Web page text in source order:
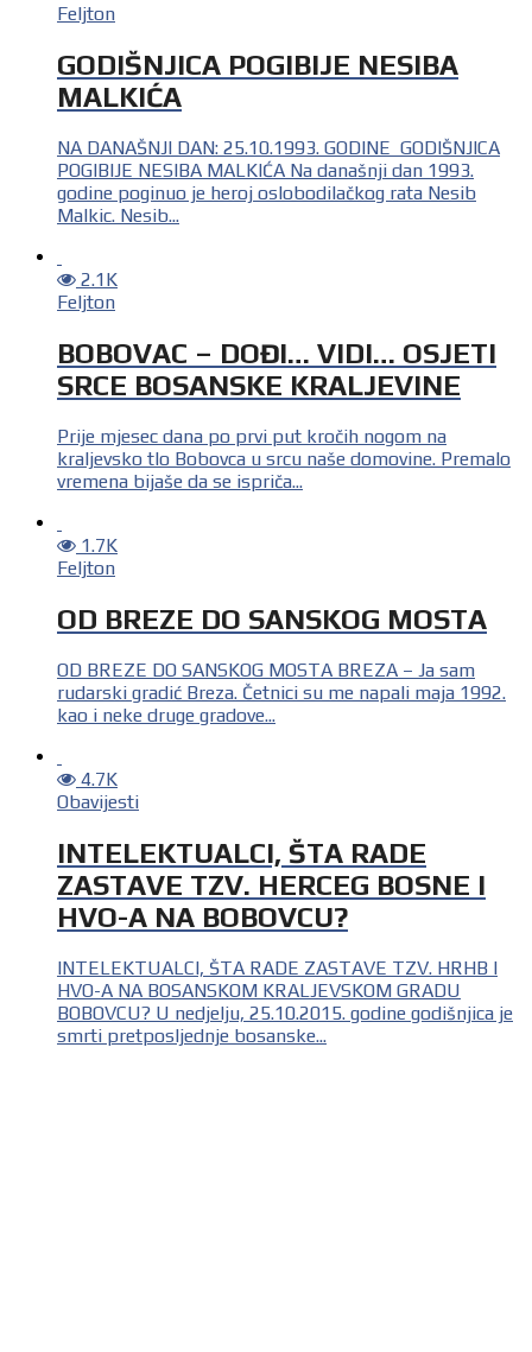
Feljton
GODIŠNJICA POGIBIJE NESIBA
MALKIĆA
NA DANAŠNJI DAN: 25.10.1993. GODINE GODIŠNJICA
POGIBIJE NESIBA MALKIĆA Na današnji dan 1993.
godine poginuo je heroj oslobodilačkog rata Nesib
Malkic. Nesib...
2.1K
Feljton
BOBOVAC – DOĐI… VIDI… OSJETI
SRCE BOSANSKE KRALJEVINE
Prije mjesec dana po prvi put kročih nogom na
kraljevsko tlo Bobovca u srcu naše domovine. Premalo
vremena bijaše da se ispriča...
1.7K
Feljton
OD BREZE DO SANSKOG MOSTA
OD BREZE DO SANSKOG MOSTA BREZA – Ja sam
rudarski gradić Breza. Četnici su me napali maja 1992.
kao i neke druge gradove...
4.7K
Obavijesti
INTELEKTUALCI, ŠTA RADE
ZASTAVE TZV. HERCEG BOSNE I
HVO-A NA BOBOVCU?
INTELEKTUALCI, ŠTA RADE ZASTAVE TZV. HRHB I
HVO-A NA BOSANSKOM KRALJEVSKOM GRADU
BOBOVCU? U nedjelju, 25.10.2015. godine godišnjica je
smrti pretposljednje bosanske...